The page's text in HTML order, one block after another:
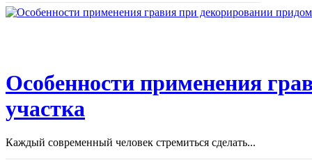
Особенности применения
участка
Каждый современный человек стремиться сделать...